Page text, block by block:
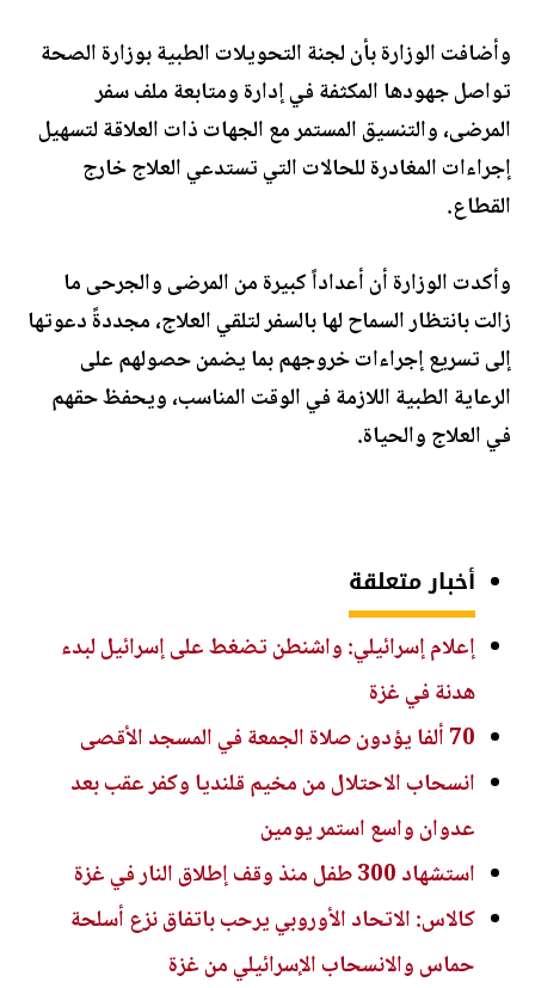
وأضافت الوزارة بأن لجنة التحويلات الطبية بوزارة الصحة
تواصل جهودها المكثفة في إدارة ومتابعة ملف سفر
المرضى، والتنسيق المستمر مع الجهات ذات العلاقة لتسهيل
إجراءات المغادرة للحالات التي تستدعي العلاج خارج
القطاع.
وأكدت الوزارة أن أعداداً كبيرة من المرضى والجرحى ما
زالت بانتظار السماح لها بالسفر لتلقي العلاج، مجددةً دعوتها
إلى تسريع إجراءات خروجهم بما يضمن حصولهم على
الرعاية الطبية اللازمة في الوقت المناسب، ويحفظ حقهم
في العلاج والحياة.
أخبار متعلقة
إعلام إسرائيلي: واشنطن تضغط على إسرائيل لبدء
هدنة في غزة
70 ألفا يؤدون صلاة الجمعة في المسجد الأقصى
انسحاب الاحتلال من مخيم قلنديا وكفر عقب بعد
عدوان واسع استمر يومين
استشهاد 300 طفل منذ وقف إطلاق النار في غزة
كالاس: الاتحاد الأوروبي يرحب باتفاق نزع أسلحة
حماس والانسحاب الإسرائيلي من غزة